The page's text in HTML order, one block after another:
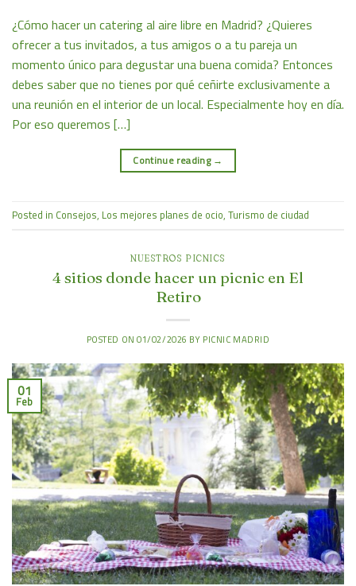
¿Cómo hacer un catering al aire libre en Madrid? ¿Quieres
ofrecer a tus invitados, a tus amigos o a tu pareja un
momento único para degustar una buena comida? Entonces
debes saber que no tienes por qué ceñirte exclusivamente a
una reunión en el interior de un local. Especialmente hoy en día.
Por eso queremos […]
Continue reading →
Posted in Consejos, Los mejores planes de ocio, Turismo de ciudad
NUESTROS PICNICS
4 sitios donde hacer un picnic en El
Retiro
POSTED ON01/02/2026 BY PICNIC MADRID
01
Feb